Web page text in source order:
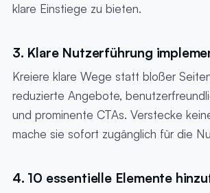
klare Einstiege zu bieten.
3. Klare Nutzerführung
Kreiere klare Wege statt bloßer
reduzierte Angebote,
und prominente CTAs. Verstecke
mache sie sofort zugänglich für die
4. 10 essentielle Elemente